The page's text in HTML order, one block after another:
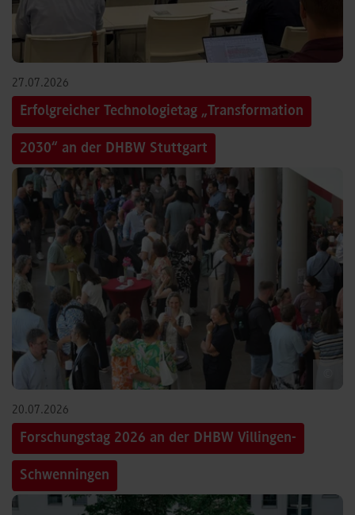
27.07.2026
Erfolgreicher Technologietag „Transformation
2030“ an der DHBW Stuttgart
20.07.2026
Forschungstag 2026 an der DHBW Villingen-
Schwenningen